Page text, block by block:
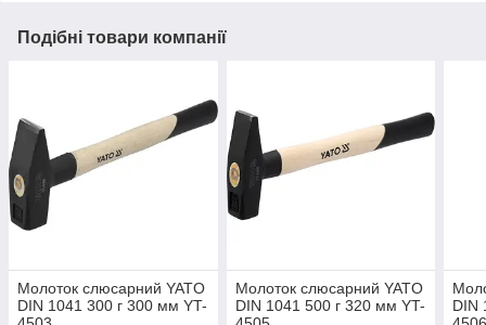
Подібні товари компанії
Молоток слюсарний YATO
DIN 1041 300 г 300 мм YT-
Молоток слюсарний YATO
DIN 1041 500 г 320 мм YT-
DIN